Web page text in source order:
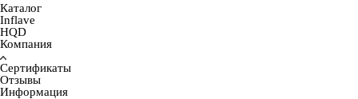
Каталог
Inflave
HQD
Компания
Сертификаты
Отзывы
Информация